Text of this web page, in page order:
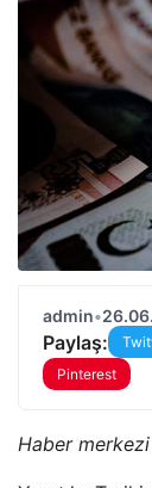
admin•
Paylaş:
Pinterest
Haber merkezi